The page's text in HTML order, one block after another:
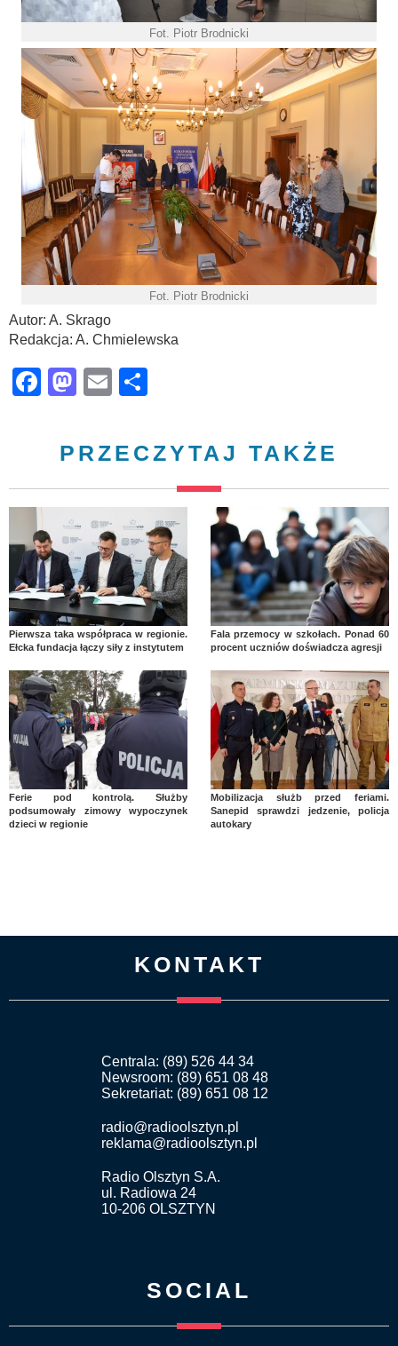
Fot. Piotr Brodnicki
Fot. Piotr Brodnicki
Autor: A. Skrago
Redakcja: A. Chmielewska
Facebook
Mastodon
Email
PRZECZYTAJ TAKŻE
Pierwsza taka współpraca w regionie.
Ełcka fundacja łączy siły z instytutem
Fala przemocy w szkołach. Ponad 60
procent uczniów doświadcza agresji
Ferie pod kontrolą. Służby
podsumowały zimowy wypoczynek
dzieci w regionie
Mobilizacja służb przed feriami.
Sanepid sprawdzi jedzenie, policja
autokary
KONTAKT
Centrala: (89) 526 44 34
Newsroom: (89) 651 08 48
Sekretariat: (89) 651 08 12
radio@radioolsztyn.pl
reklama@radioolsztyn.pl
Radio Olsztyn S.A.
ul. Radiowa 24
10-206 OLSZTYN
SOCIAL